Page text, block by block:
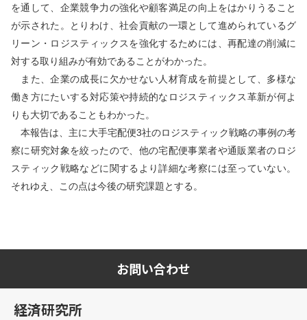
を通して、企業競争力の強化や顧客満足の向上をはかりうること
が示された。とりわけ、社会貢献の一環として進められているグ
リーン・ロジスティックスを強化するためには、再配達の削減に
対する取り組みが有効であることがわかった。
また、企業の成長に欠かせない人材育成を前提として、多様な
働き方にたいする対応策や持続的なロジスティックス革新が何よ
りも大切であることもわかった。
本報告は、主に大手宅配便3社のロジスティック戦略の事例の考
察に研究対象を絞ったので、他の宅配便事業者や通販業者のロジ
スティック戦略などに関するより詳細な考察には至っていない。
それゆえ、この点は今後の研究課題とする。
お問い合わせ
経済研究所